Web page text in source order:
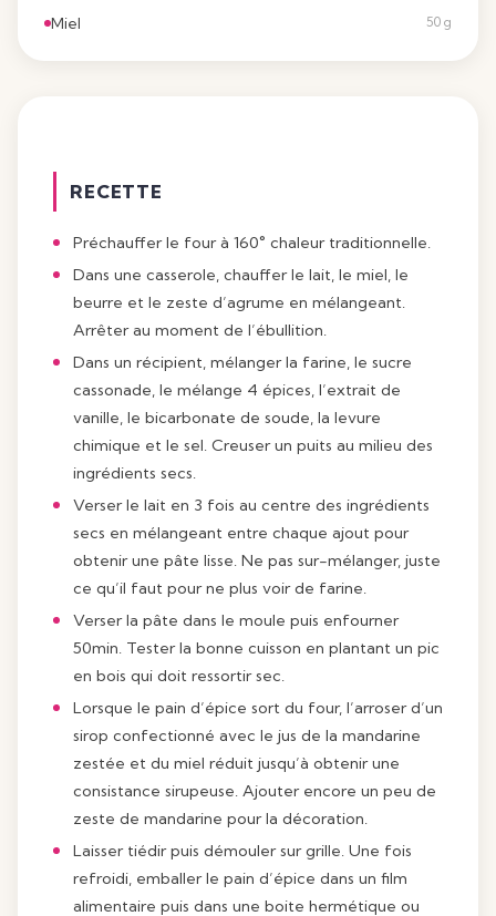
Miel 50 g
RECETTE
Préchauffer le four à 160° chaleur traditionnelle.
Dans une casserole, chauffer le lait, le miel, le
beurre et le zeste d’agrume en mélangeant.
Arrêter au moment de l’ébullition.
Dans un récipient, mélanger la farine, le sucre
cassonade, le mélange 4 épices, l’extrait de
vanille, le bicarbonate de soude, la levure
chimique et le sel. Creuser un puits au milieu des
ingrédients secs.
Verser le lait en 3 fois au centre des ingrédients
secs en mélangeant entre chaque ajout pour
obtenir une pâte lisse. Ne pas sur-mélanger, juste
ce qu’il faut pour ne plus voir de farine.
Verser la pâte dans le moule puis enfourner
50min. Tester la bonne cuisson en plantant un pic
en bois qui doit ressortir sec.
Lorsque le pain d’épice sort du four, l’arroser d’un
sirop confectionné avec le jus de la mandarine
zestée et du miel réduit jusqu’à obtenir une
consistance sirupeuse. Ajouter encore un peu de
zeste de mandarine pour la décoration.
Laisser tiédir puis démouler sur grille. Une fois
refroidi, emballer le pain d’épice dans un film
alimentaire puis dans une boite hermétique ou